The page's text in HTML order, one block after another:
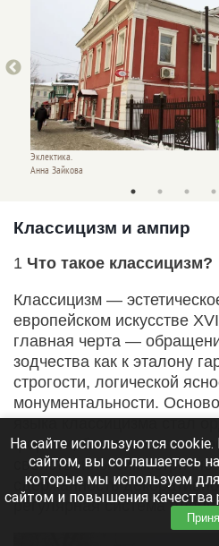
Эклектика.
Анна Зайкова
Классицизм и ампир
1 Что такое классицизм?
Классицизм —
европейском искусстве
главная черта —
зодчества как к эталону
строгости, логической
монументальности.
языка классицизма стал
формах, близких к
свойственны
сдержанность
регулярная система
На сайте используются
сайтом, вы соглашаетесь
которые мы используем
сайтом и повышения качества